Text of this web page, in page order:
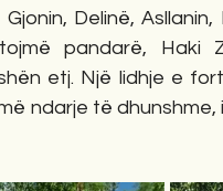
Delinë,
pandarë, Haki
etj. Një lidhje e
ndarje të dhunshme,